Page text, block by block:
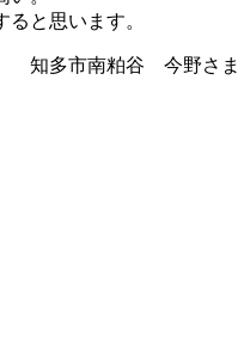
と思います。
知多市南粕谷 今野さま